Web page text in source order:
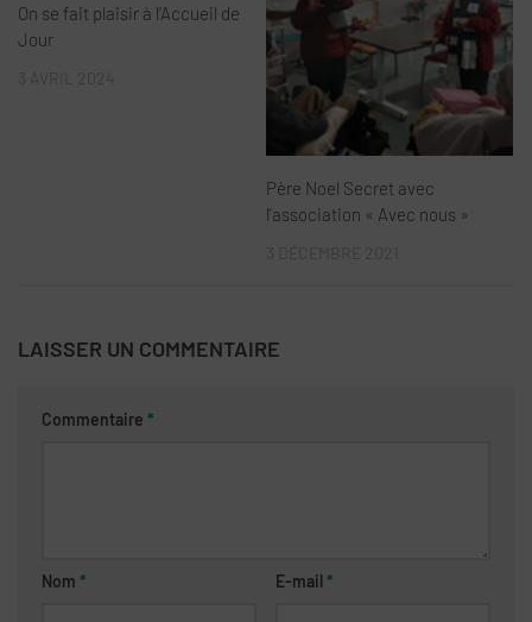
On se fait plaisir à l’Accueil de
Jour
Père Noel Secret avec
l’association « Avec nous »
LAISSER UN COMMENTAIRE
Commentaire *
Nom * E-mail*